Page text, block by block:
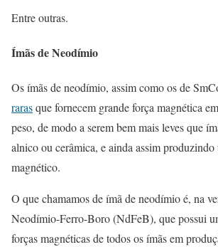
Entre outras.
Ímãs de Neodímio
Os ímãs de neodímio, assim como os de
rarasque fornecem grande força magnética
peso, de modo a serem bem mais leves que
alnico ou cerâmica, e ainda assim
magnético.
O que chamamos de ímã de neodímio é, na
Neodímio-Ferro-Boro (NdFeB), que possui
forças magnéticas de todos os ímãs em